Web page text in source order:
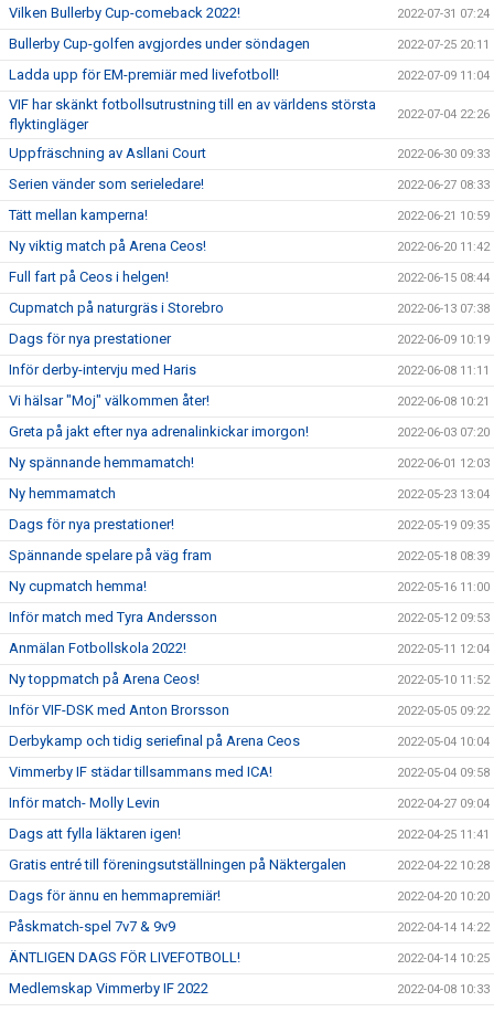
Vilken Bullerby Cup-comeback 2022! 2022-07-31 07:24
Bullerby Cup-golfen avgjordes under söndagen 2022-07-25 20:11
Ladda upp för EM-premiär med livefotboll! 2022-07-09 11:04
VIF har skänkt fotbollsutrustning till en av världens största
flyktingläger
2022-07-04 22:26
Uppfräschning av Asllani Court 2022-06-30 09:33
Serien vänder som serieledare! 2022-06-27 08:33
Tätt mellan kamperna! 2022-06-21 10:59
Ny viktig match på Arena Ceos! 2022-06-20 11:42
Full fart på Ceos i helgen! 2022-06-15 08:44
Cupmatch på naturgräs i Storebro 2022-06-13 07:38
Dags för nya prestationer 2022-06-09 10:19
Inför derby-intervju med Haris 2022-06-08 11:11
Vi hälsar "Moj" välkommen åter! 2022-06-08 10:21
Greta på jakt efter nya adrenalinkickar imorgon! 2022-06-03 07:20
Ny spännande hemmamatch! 2022-06-01 12:03
Ny hemmamatch 2022-05-23 13:04
Dags för nya prestationer! 2022-05-19 09:35
Spännande spelare på väg fram 2022-05-18 08:39
Ny cupmatch hemma! 2022-05-16 11:00
Inför match med Tyra Andersson 2022-05-12 09:53
Anmälan Fotbollskola 2022! 2022-05-11 12:04
Ny toppmatch på Arena Ceos! 2022-05-10 11:52
Inför VIF-DSK med Anton Brorsson 2022-05-05 09:22
Derbykamp och tidig seriefinal på Arena Ceos 2022-05-04 10:04
Vimmerby IF städar tillsammans med ICA! 2022-05-04 09:58
Inför match- Molly Levin 2022-04-27 09:04
Dags att fylla läktaren igen! 2022-04-25 11:41
Gratis entré till föreningsutställningen på Näktergalen 2022-04-22 10:28
Dags för ännu en hemmapremiär! 2022-04-20 10:20
Påskmatch-spel 7v7 & 9v9 2022-04-14 14:22
ÄNTLIGEN DAGS FÖR LIVEFOTBOLL! 2022-04-14 10:25
Medlemskap Vimmerby IF 2022 2022-04-08 10:33